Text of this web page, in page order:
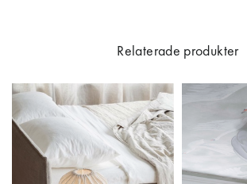
Relaterade produkter